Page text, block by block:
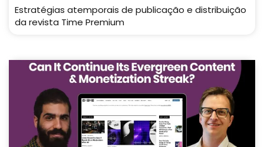
Estratégias atemporais de publicação e distribuição
da revista Time Premium